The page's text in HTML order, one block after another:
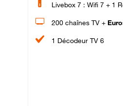
Livebox 7 : Wifi 7 + 1
200 chaînes TV +
1 Décodeur TV 6